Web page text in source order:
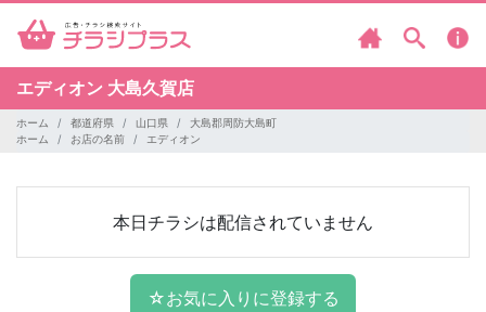
エディオン 大島久賀店
ホーム 都道府県 山口県
大島郡周防大島町
ホーム
お店の名前 エディオン
本日チラシは配信されていません